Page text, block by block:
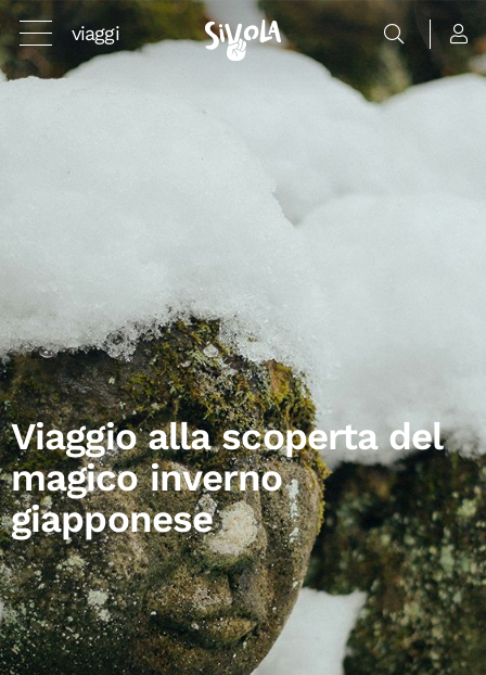
viaggi
Viaggio alla scoperta del
magico inverno
giapponese